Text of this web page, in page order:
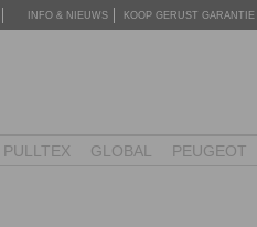
INFO & NIEUWS KOOP GERUST GARANTIE
PULLTEX GLOBAL PEUGEOT